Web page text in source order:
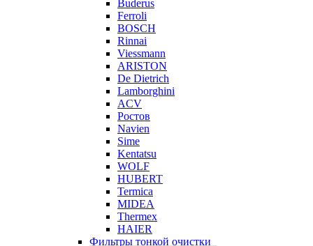
Buderus
Ferroli
BOSCH
Rinnai
Viessmann
ARISTON
De Dietrich
Lamborghini
ACV
Ростов
Navien
Sime
Kentatsu
WOLF
HUBERT
Termica
MIDEA
Thermex
HAIER
Фильтры тонкой очистки